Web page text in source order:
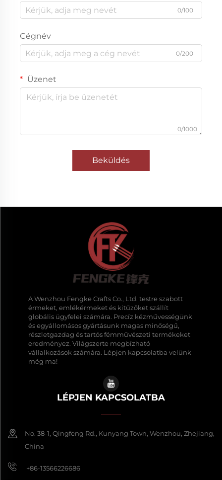
0/100
Cégnév
0/200
Üzenet
0/1000
Beküldés
A Wenzhou Fengke Crafts Co., Ltd. testre szabott
érmeket, emlékérmeket és kitűzőket szállít
globális ügyfelei számára. Precíz kézművességünk
és egyállomásos gyártásunk magas minőségű,
részletgazdag és tartós fémművészeti termékeket
eredményez. Világszerte megbízható
vállalkozások számára. Lépjen kapcsolatba velünk
még ma!
LÉPJEN KAPCSOLATBA
No. 38-1, Qingfeng Rd., Kunyang Town, Wenzhou, Zhejiang,
China
+86-13566226686